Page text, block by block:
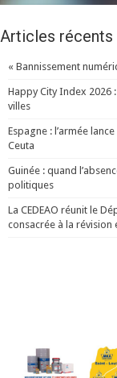
Articles récents
« Bannissement
Happy City Index 2026
villes
Espagne : l’armée
Ceuta
Guinée : quand
politiques
La CEDEAO réunit le
consacrée à la révision